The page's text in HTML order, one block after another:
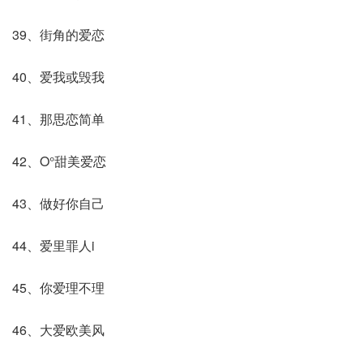
39、街角的爱恋
40、爱我或毁我
41、那思恋简单
42、O°甜美爱恋
43、做好你自己
44、爱里罪人i
45、你爱理不理
46、大爱欧美风